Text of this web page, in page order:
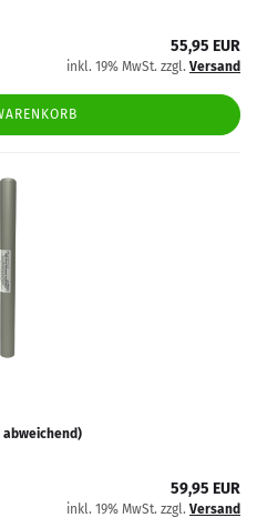
55,95 EUR
inkl. 19% MwSt. zzgl. Versand
abweichend)
59,95 EUR
inkl. 19% MwSt. zzgl. Versand